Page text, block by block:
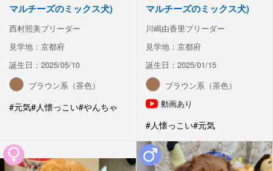
マルチーズのミックス犬)
西村照美ブリーダー
見学地：京都府
誕生日：2025/05/10
ブラウン系（茶色）
#元気#人懐っこい#やんちゃ
マルチーズのミックス犬)
川嶋由香里ブリーダー
見学地：京都府
誕生日：2025/01/15
ブラウン系（茶色）
動画あり
#人懐っこい#元気